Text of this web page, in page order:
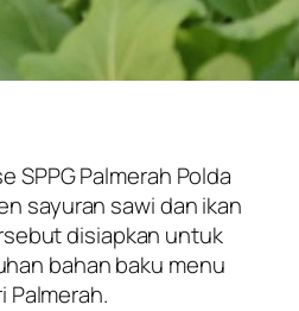
SPPG Palmerah Polda
sayuran sawi dan ikan
disiapkan untuk
bahan baku menu
Palmerah.